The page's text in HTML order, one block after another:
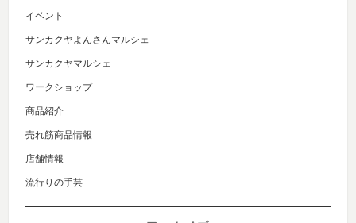
イベント
サンカクヤよんさんマルシェ
サンカクヤマルシェ
ワークショップ
商品紹介
売れ筋商品情報
店舗情報
流行りの手芸